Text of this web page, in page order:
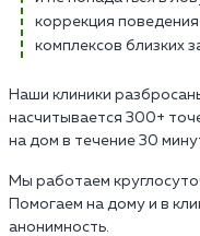
коррекция
комплексов близких
Наши клиники
насчитывается 300+
на дом в течение 30
Мы работаем
Помогаем на дому и в
анонимность.